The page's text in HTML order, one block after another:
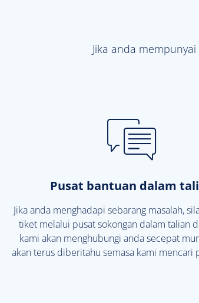
Jika anda
Pusat bantuan dalam
Jika anda menghadapi sebarang masalah,
tiket melalui pusat sokongan dalam talian
kami akan menghubungi anda secepat
akan terus diberitahu semasa kami mencari